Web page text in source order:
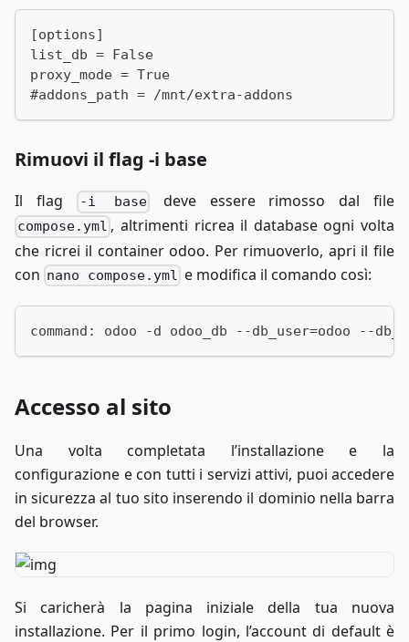
        proxy_connect_timeout 60s;
        proxy_send_timeout    300s;
        proxy_read_timeout    300s;
        send_timeout          300s;
    }
        proxy_pass http://odoo:8069;
        proxy_http_version 1.1;
proxy_set_header Upgrade
        proxy_set_header Connection "upgrade";
        proxy_set_header Host $host;
proxy_set_header X-Real-IP
proxy_set_header X-Forwarded-For
proxy_set_header X-Forwarded-Proto
    }
}
    server_name example.com;
# Permette a Certbot di accedere alla URL
    location /.well-known/acme-challenge/ {
        root /var/www/certbot;
    }
        return 301 https://$host$request_uri;
[options]
list_db = False
proxy_mode = True
#addons_path = /mnt/extra-addons
Rimuovi il flag -i base
Il flag -i base deve essere rimosso dal file
compose.yml , altrimenti ricrea il database ogni volta
che ricrei il container odoo. Per rimuoverlo, apri il file
con nano compose.yml e modifica il comando così:
command: odoo -d odoo_db --db_user=odoo --
Accesso al sito
Una volta completata l’installazione e la
configurazione e con tutti i servizi attivi, puoi accedere
in sicurezza al tuo sito inserendo il dominio nella barra
del browser.
Si caricherà la pagina iniziale della tua nuova
installazione. Per il primo login, l’account di default è